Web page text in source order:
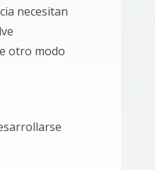
necesitan
otro modo